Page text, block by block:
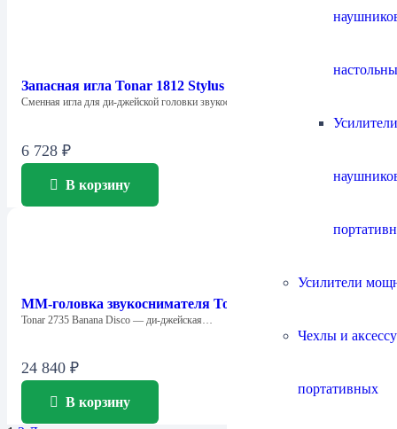
Усилители
Чехлы и
портативных
Запасная игла Tonar 1812 Stylus Banana
Cменная игла для ди-джейской головки звукоснимателя…
6 728 ₽
В корзину
ММ-головка звукоснимателя Tonar 2735 Banana DJ
Tonar 2735 Banana Disco — ди-джейская…
24 840 ₽
В корзину